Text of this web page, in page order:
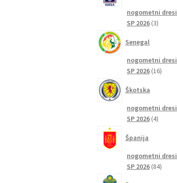
nogometni dresi
SP 2026 33
Senegal
nogometni dresi
SP 2026 1616
Škotska
nogometni dresi
SP 2026 44
Španija
nogometni dresi
SP 2026 8484